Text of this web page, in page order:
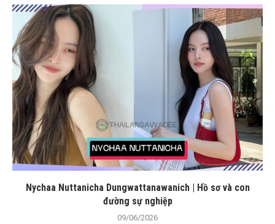
Nychaa Nuttanicha Dungwattanawanich | Hồ sơ và con
đường sự nghiệp
09/06/2026